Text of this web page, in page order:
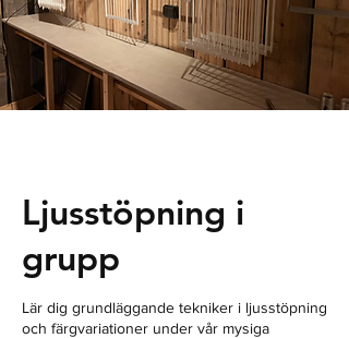
Ljusstöpning i
grupp
Lär dig grundläggande tekniker i ljusstöpning
och färgvariationer under vår mysiga